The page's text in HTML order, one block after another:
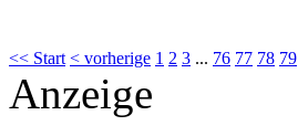
<< Start < vorherige 1 2 3 ... 76 77 78 79
Anzeige